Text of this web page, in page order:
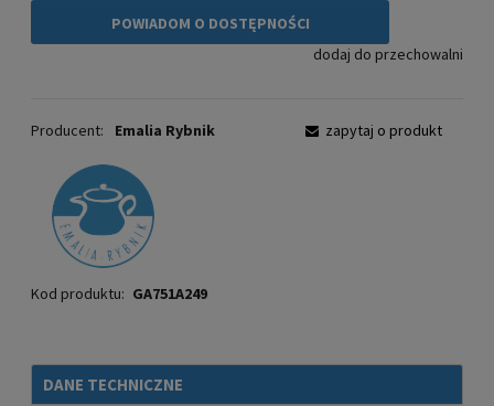
POWIADOM O DOSTĘPNOŚCI
dodaj do przechowalni
Producent: Emalia Rybnik
Kod produktu: GA751A249
zapytaj o produkt
DANE TECHNICZNE